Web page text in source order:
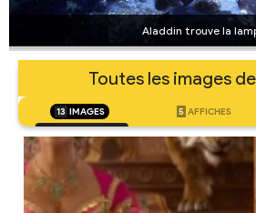
Aladdin trouve la
Toutes les images
13 IMAGES 5 AFFICHES